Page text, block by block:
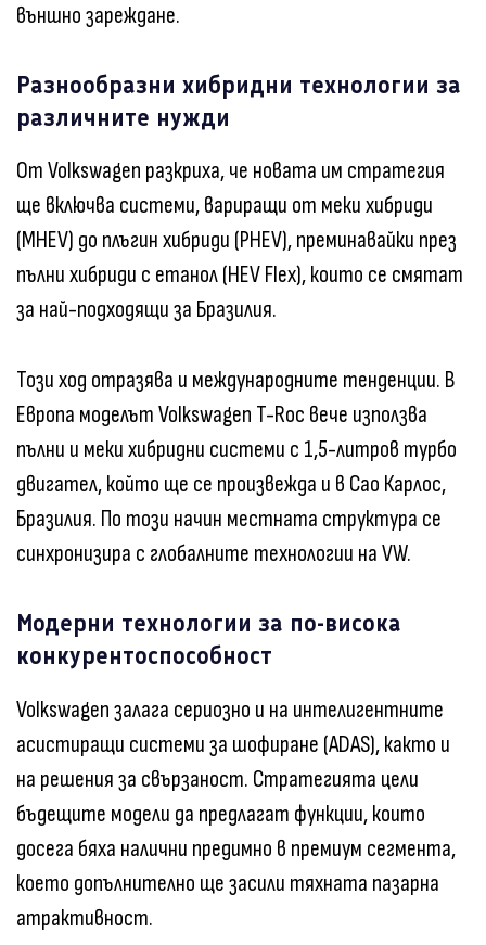
външно зареждане.
Разнообразни хибридни технологии за
различните нужди
От Volkswagen разкриха, че новата им стратегия
ще включва системи, вариращи от меки хибриди
(MHEV) до плъгин хибриди (PHEV), преминавайки през
пълни хибриди с етанол (HEV Flex), които се смятат
за най-подходящи за Бразилия.
Този ход отразява и международните тенденции. В
Европа моделът Volkswagen T-Roc вече използва
пълни и меки хибридни системи с 1,5-литров турбо
двигател, който ще се произвежда и в Сао Карлос,
Бразилия. По този начин местната структура се
синхронизира с глобалните технологии на VW.
Модерни технологии за по-висока
конкурентоспособност
Volkswagen залага сериозно и на интелигентните
асистиращи системи за шофиране (ADAS), както и
на решения за свързаност. Стратегията цели
бъдещите модели да предлагат функции, които
досега бяха налични предимно в премиум сегмента,
което допълнително ще засили тяхната пазарна
атрактивност.